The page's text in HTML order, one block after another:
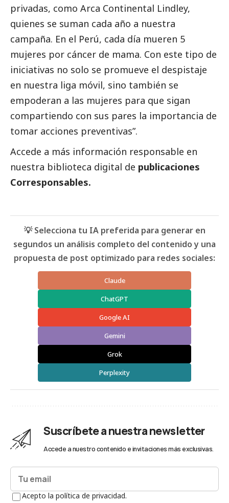
privadas, como Arca Continental Lindley,
quienes se suman cada año a nuestra
campaña. En el Perú, cada día mueren 5
mujeres por cáncer de mama. Con este tipo de
iniciativas no solo se promueve el despistaje
en nuestra liga móvil, sino también se
empoderan a las mujeres para que sigan
compartiendo con sus pares la importancia de
tomar acciones preventivas”.
Accede a más información responsable en
nuestra biblioteca digital de publicaciones
Corresponsables.
💡 Selecciona tu IA preferida para generar en
segundos un análisis completo del contenido y una
propuesta de post optimizado para redes sociales:
Claude
ChatGPT
Google AI
Gemini
Grok
Perplexity
Suscríbete a nuestra newsletter
Accede a nuestro contenido e invitaciones más exclusivas.
Acepto la política de privacidad.